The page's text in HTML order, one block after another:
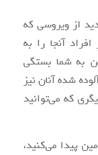
از ویروسی که
آنجا را به
به شما بستگی
شده آنان نیز
که می‌توانید
پیدا می‌کنید،